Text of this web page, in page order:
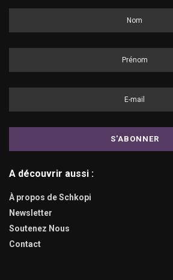
A découvrir aussi :
À propos de Schkopi
Newsletter
Soutenez Nous
Contact